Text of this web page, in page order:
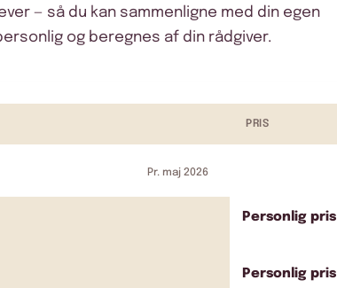
— så du kan sammenligne med din egen
og beregnes af din rådgiver.
Pr. maj 2026
PRIS
Personlig pris
Personlig pris